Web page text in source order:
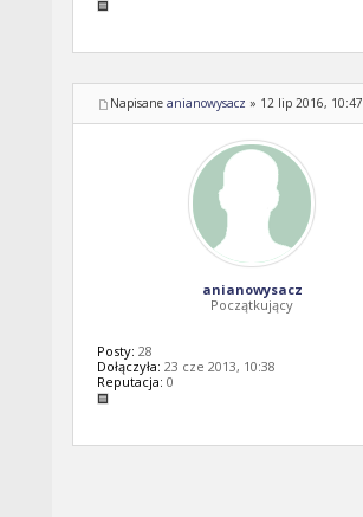
Napisane anianowysacz » 12 lip 2016, 10:47
anianowysacz
Początkujący
Posty: 28
Dołączyła: 23 cze 2013, 10:38
Reputacja: 0